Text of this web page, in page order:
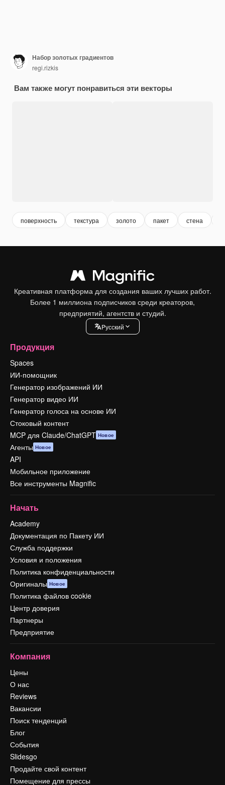
Набор золотых градиентов
regi.rizkis
Вам также могут понравиться эти векторы
поверхность текстура золото пакет стена
Креативная платформа для создания ваших лучших работ.
Более 1 миллиона подписчиков среди креаторов,
предприятий, агентств и студий.
Pусский
Продукция
Spaces
ИИ-помощник
Генератор изображений ИИ
Генератор видео ИИ
Генератор голоса на основе ИИ
Стоковый контент
MCP для Claude/ChatGPT Новое
Агенты Новое
API
Мобильное приложение
Все инструменты Magnific
Начать
Academy
Документация по Пакету ИИ
Служба поддержки
Условия и положения
Политика конфиденциальности
Оригиналы Новое
Политика файлов cookie
Центр доверия
Партнеры
Предприятие
Компания
Цены
О нас
Reviews
Вакансии
Поиск тенденций
Блог
События
Slidesgo
Продайте свой контент
Помещение для прессы